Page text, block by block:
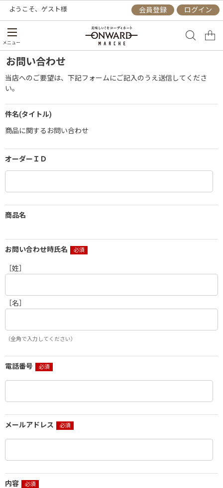
ようこそ、 ゲスト様 会員登録 ログイン
メニュー
お問い合わせ
当店へのご要望は、下記フォームにご記入のうえ送信してくださ
い。
件名(タイトル)
商品に関するお問い合わせ
オーダーＩＤ
商品名
お問い合わせ時氏名
［姓］
［名］
（全角で入力してください）
電話番号
メールアドレス
内容